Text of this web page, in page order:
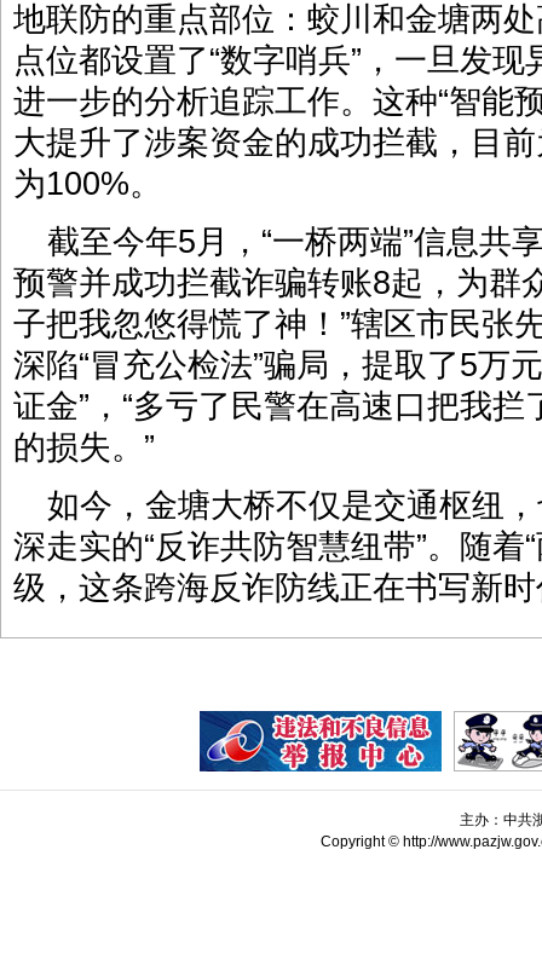
地联防的重点部位：蛟川和金塘两
点位都设置了“数字哨兵”，一旦发
进一步的分析追踪工作。这种“智能
大提升了涉案资金的成功拦截，目
为100%。
截至今年5月，“一桥两端”信息共
预警并成功拦截诈骗转账8起，为群
子把我忽悠得慌了神！”辖区市民张
深陷“冒充公检法”骗局，提取了5万
证金”，“多亏了民警在高速口把我
的损失。”
如今，金塘大桥不仅是交通枢纽
深走实的“反诈共防智慧纽带”。随着
级，这条跨海反诈防线正在书写新
主办：中共
Copyright © http://